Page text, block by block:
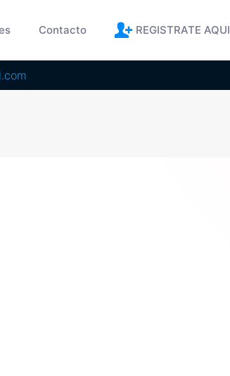
Contacto REGISTRATE AQUI